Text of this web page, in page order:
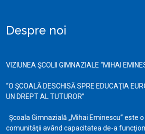
Despre noi
VIZIUNEA ŞCOLII GIMNAZIALE “MIHAI
“O ŞCOALĂ DESCHISĂ SPRE EDUCAŢIA
UN DREPT AL TUTUROR”
Şcoala Gimnazială „Mihai Eminescu” este
comunităţii având capacitatea de-a